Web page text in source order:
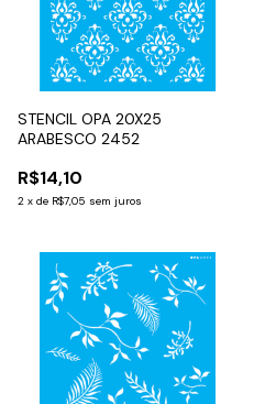
STENCIL OPA 20X25
ARABESCO 2452
R$14,10
2 x de R$7,05 sem juros